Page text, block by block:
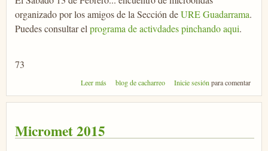
organizado por los amigos de la Sección deURE Guadarrama.
Puedes consultar elprograma de activdades pinchando aqui.
73
Leer más sobre Micromeet 2016
blog de cacharreo Inicie sesiónpara comentar
Micromet 2015